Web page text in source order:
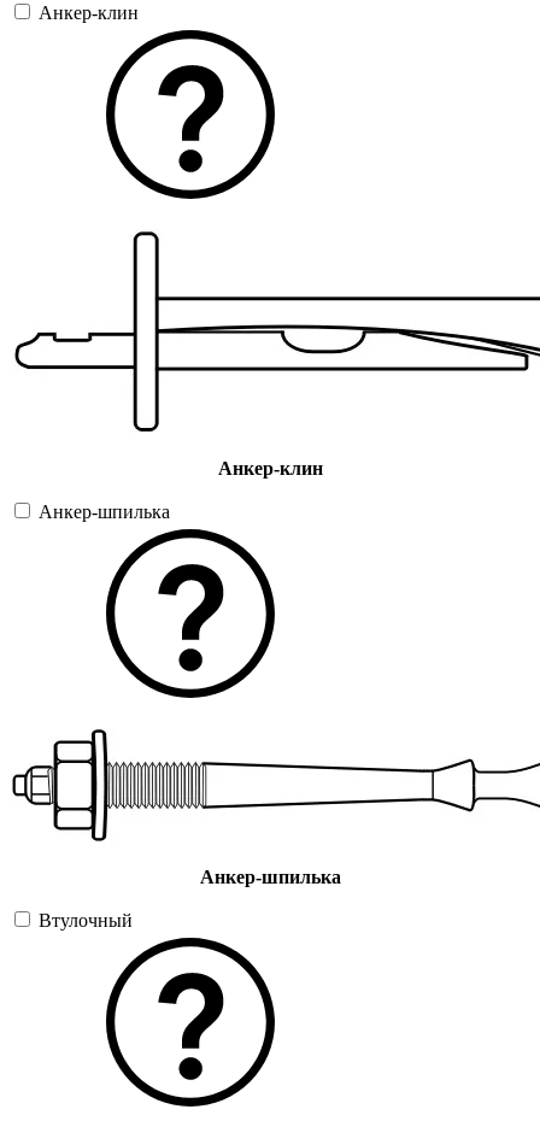
Анкер-клин
Анкер-клин
Анкер-шпилька
Анкер-шпилька
Втулочный